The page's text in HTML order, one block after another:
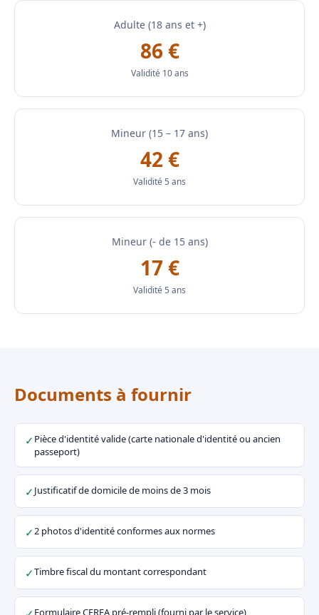
Adulte (18 ans et +)
86 €
Validité 10 ans
Mineur (15 – 17 ans)
42 €
Validité 5 ans
Mineur (- de 15 ans)
17 €
Validité 5 ans
Documents à fournir
✓ Pièce d'identité valide (carte nationale d'identité ou ancien
passeport)
✓Justificatif de domicile de moins de 3 mois
✓2 photos d'identité conformes aux normes
✓Timbre fiscal du montant correspondant
Formulaire CERFA pré-rempli (fourni par le service)